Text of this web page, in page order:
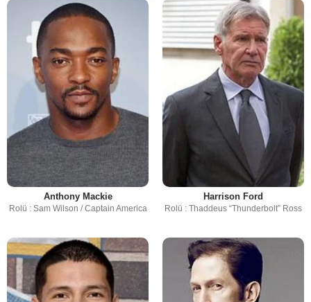
Anthony Mackie
Rolü : Sam Wilson / Captain America
Harrison Ford
Rolü : Thaddeus “Thunderbolt” Ross